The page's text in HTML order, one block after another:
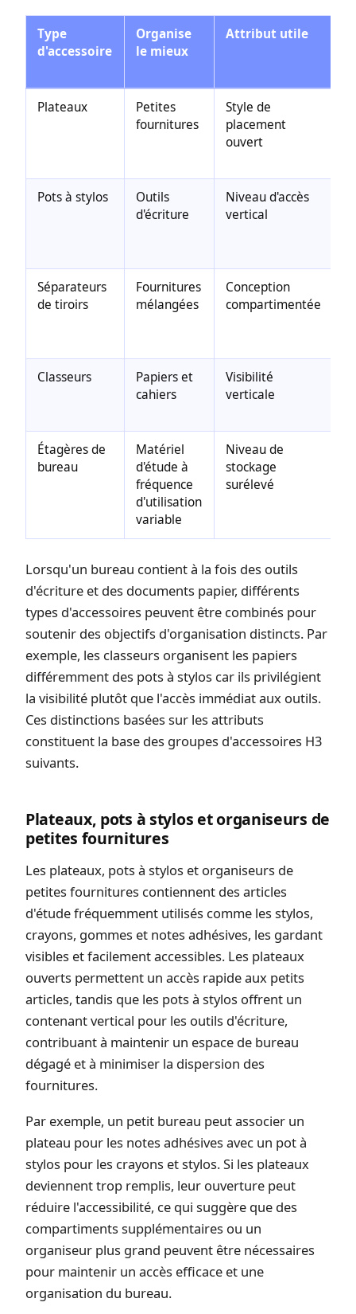
Type
d'accessoire
Organise
le mieux
Attribut utile
Plateaux
Petites
fournitures
Style de
placement
ouvert
Pots à stylos
Outils
d'écriture
Niveau d'accès
vertical
Séparateurs
de tiroirs
Fournitures
mélangées
Conception
compartimentée
Classeurs
Papiers et
cahiers
Visibilité
verticale
Étagères de
bureau
Matériel
d'étude à
fréquence
d'utilisation
variable
Niveau de
stockage
surélevé
Lorsqu'un bureau contient à la fois des outils
d'écriture et des documents papier, différents
types d'accessoires peuvent être combinés pour
soutenir des objectifs d'organisation distincts. Par
exemple, les classeurs organisent les papiers
différemment des pots à stylos car ils privilégient
la visibilité plutôt que l'accès immédiat aux outils.
Ces distinctions basées sur les attributs
constituent la base des groupes d'accessoires H3
suivants.
Plateaux, pots à stylos et organiseurs de
petites fournitures
Les plateaux, pots à stylos et organiseurs de
petites fournitures contiennent des articles
d'étude fréquemment utilisés comme les stylos,
crayons, gommes et notes adhésives, les gardant
visibles et facilement accessibles. Les plateaux
ouverts permettent un accès rapide aux petits
articles, tandis que les pots à stylos offrent un
contenant vertical pour les outils d'écriture,
contribuant à maintenir un espace de bureau
dégagé et à minimiser la dispersion des
fournitures.
Par exemple, un petit bureau peut associer un
plateau pour les notes adhésives avec un pot à
stylos pour les crayons et stylos. Si les plateaux
deviennent trop remplis, leur ouverture peut
réduire l'accessibilité, ce qui suggère que des
compartiments supplémentaires ou un
organiseur plus grand peuvent être nécessaires
pour maintenir un accès efficace et une
organisation du bureau.